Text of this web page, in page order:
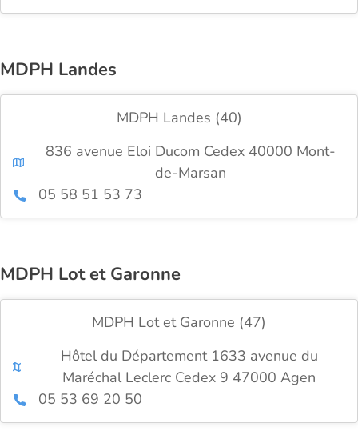
MDPH Landes
MDPH Landes (40)
836 avenue Eloi Ducom Cedex 40000 Mont-
de-Marsan
05 58 51 53 73
MDPH Lot et Garonne
MDPH Lot et Garonne (47)
Hôtel du Département 1633 avenue du
Maréchal Leclerc Cedex 9 47000 Agen
05 53 69 20 50